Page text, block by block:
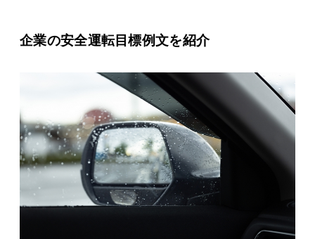
企業の安全運転目標例文を紹介